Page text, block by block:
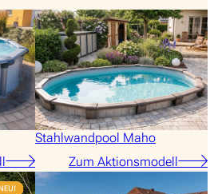
Stahlwandpool Maho
Zum Aktionsmodell